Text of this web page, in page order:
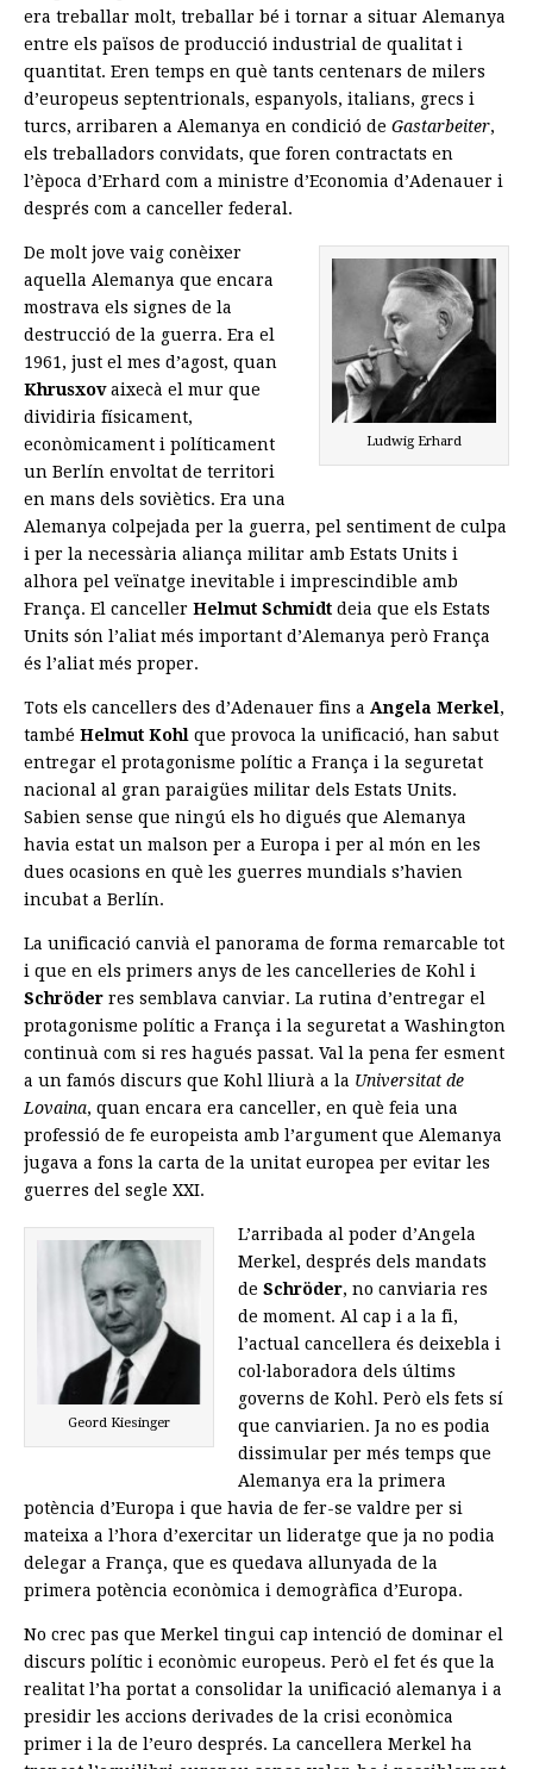
era treballar molt, treballar bé i tornar a situar Alemanya
entre els països de producció industrial de qualitat i
quantitat. Eren temps en què tants centenars de milers
d’europeus septentrionals, espanyols, italians, grecs i
turcs, arribaren a Alemanya en condició de Gastarbeiter,
els treballadors convidats, que foren contractats en
l’època d’Erhard com a ministre d’Economia d’Adenauer i
després com a canceller federal.
Ludwig Erhard
De molt jove vaig conèixer
aquella Alemanya que encara
mostrava els signes de la
destrucció de la guerra. Era el
1961, just el mes d’agost, quan
Khrusxovaixecà el mur que
dividiria físicament,
econòmicament i políticament
un Berlín envoltat de territori
en mans dels soviètics. Era una
Alemanya colpejada per la guerra, pel sentiment de culpa
i per la necessària aliança militar amb Estats Units i
alhora pel veïnatge inevitable i imprescindible amb
França. El canceller Helmut Schmidt deia que els Estats
Units són l’aliat més important d’Alemanya però França
és l’aliat més proper.
Tots els cancellers des d’Adenauer fins a Angela Merkel,
també Helmut Kohl que provoca la unificació, han sabut
entregar el protagonisme polític a França i la seguretat
nacional al gran paraigües militar dels Estats Units.
Sabien sense que ningú els ho digués que Alemanya
havia estat un malson per a Europa i per al món en les
dues ocasions en què les guerres mundials s’havien
incubat a Berlín.
La unificació canvià el panorama de forma remarcable tot
i que en els primers anys de les cancelleries de Kohl i
Schröder res semblava canviar. La rutina d’entregar el
protagonisme polític a França i la seguretat a Washington
continuà com si res hagués passat. Val la pena fer esment
a un famós discurs que Kohl lliurà a la Universitat de
Lovaina, quan encara era canceller, en què feia una
professió de fe europeista amb l’argument que Alemanya
jugava a fons la carta de la unitat europea per evitar les
guerres del segle XXI.
Geord Kiesinger
L’arribada al poder d’Angela
Merkel, després dels mandats
de Schröder, no canviaria res
de moment. Al cap i a la fi,
l’actual cancellera és deixebla i
col·laboradora dels últims
governs de Kohl. Però els fets sí
que canviarien. Ja no es podia
dissimular per més temps que
Alemanya era la primera
potència d’Europa i que havia de fer-se valdre per si
mateixa a l’hora d’exercitar un lideratge que ja no podia
delegar a França, que es quedava allunyada de la
primera potència econòmica i demogràfica d’Europa.
No crec pas que Merkel tingui cap intenció de dominar el
discurs polític i econòmic europeus. Però el fet és que la
realitat l’ha portat a consolidar la unificació alemanya i a
presidir les accions derivades de la crisi econòmica
primer i la de l’euro després. La cancellera Merkel ha